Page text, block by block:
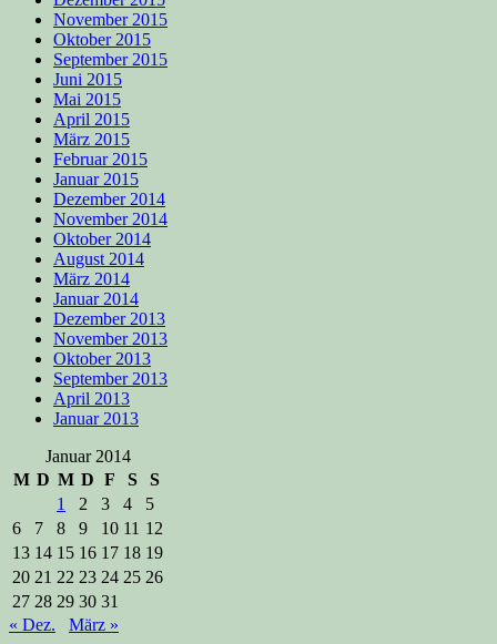
November 2015
Oktober 2015
September 2015
Juni 2015
Mai 2015
April 2015
März 2015
Februar 2015
Januar 2015
Dezember 2014
November 2014
Oktober 2014
August 2014
März 2014
Januar 2014
Dezember 2013
November 2013
Oktober 2013
September 2013
April 2013
Januar 2013
Januar 2014
M D M D F S
S
1
2 3 4
5
6
7 8 9 10 11 12
13 14 15 16 17 18 19
20 21 22 23 24 25 26
27 28 29 30 31
« Dez.
März »